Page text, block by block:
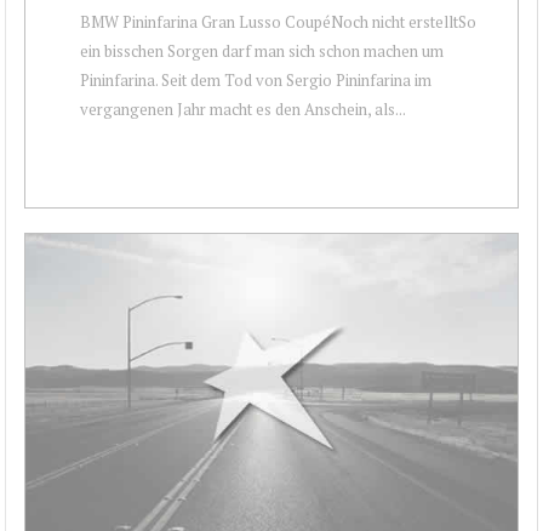
BMW Pininfarina Gran Lusso CoupéNoch nicht erstelltSo
ein bisschen Sorgen darf man sich schon machen um
Pininfarina. Seit dem Tod von Sergio Pininfarina im
vergangenen Jahr macht es den Anschein, als...